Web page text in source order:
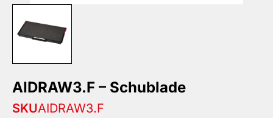
AIDRAW3.F – Schublade
SKUAIDRAW3.F